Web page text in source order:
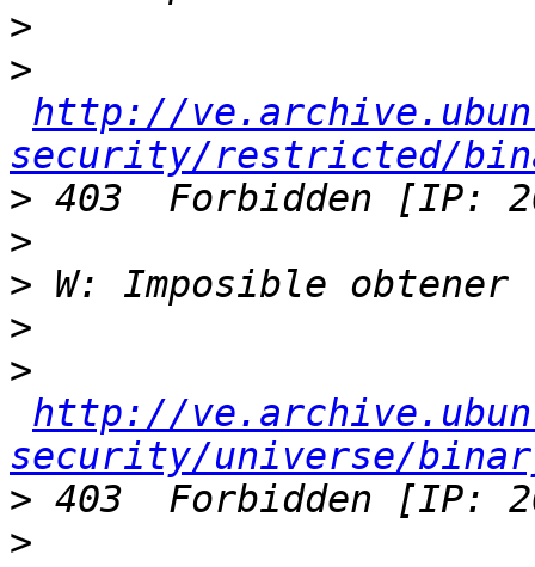
>
>
http://
security/restricted/
>
>
>
>
>
http://
security/universe/
>
>